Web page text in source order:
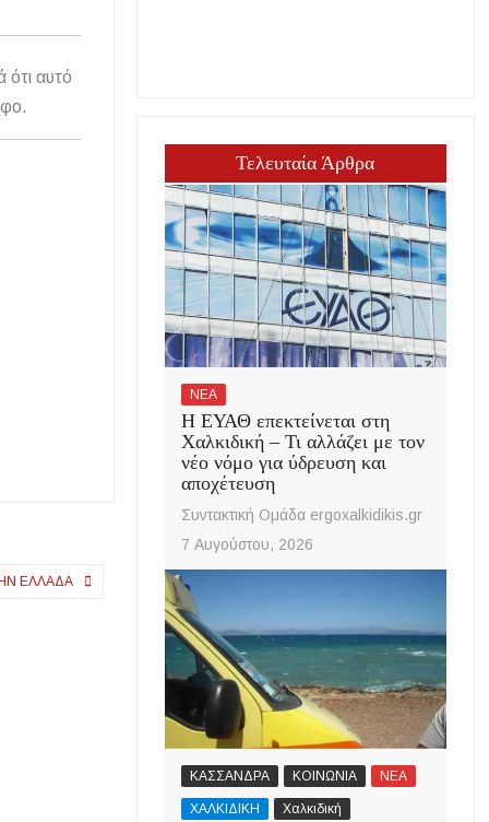
αυτό
ΕΛΛΆΔΑ
Τελευταία Άρθρα
ΝΕΑ
Η ΕΥΑΘ επεκτείνεται στη
Χαλκιδική – Τι αλλάζει με τον
νέο νόμο για ύδρευση και
αποχέτευση
Συντακτική Ομάδα ergoxalkidikis.gr
7 Αυγούστου, 2026
ΚΑΣΣΑΝΔΡΑ ΚΟΙΝΩΝΙΑ ΝΕΑ
ΧΑΛΚΙΔΙΚΗ Χαλκιδική